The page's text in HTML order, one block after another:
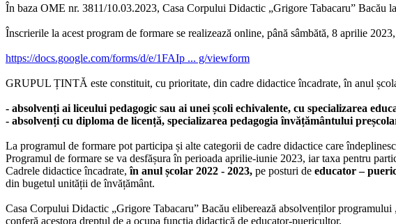
În baza OME nr. 3811/10.03.2023, Casa Corpului Didactic „Grigore Tabacaru” Bacău
Înscrierile la acest program de formare se realizează online, până sâmbătă, 8 aprilie
https://docs.google.com/forms/d/e/1FAIp ... g/viewform
GRUPUL ȚINTĂ este constituit, cu prioritate, din cadre didactice încadrate, în anul
- absolvenți ai liceului pedagogic sau ai unei școli echivalente, cu specializarea
- absolvenți cu diploma de licență, specializarea pedagogia învățământului
La programul de formare pot participa și alte categorii de cadre didactice care
Programul de formare se va desfășura în perioada aprilie-iunie 2023, iar taxa pentru
Cadrele didactice încadrate,în anul școlar 2022 - 2023, pe posturi de educator –
din bugetul unității de învățământ.
Casa Corpului Didactic „Grigore Tabacaru” Bacău eliberează absolvenților
conferă acestora dreptul de a ocupa funcția didactică de educator-puericultor.